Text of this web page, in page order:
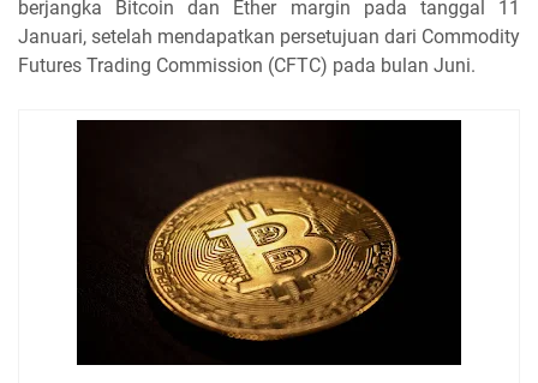
berjangka Bitcoin dan Ether margin pada tanggal 11
Januari, setelah mendapatkan persetujuan dari Commodity
Futures Trading Commission (CFTC) pada bulan Juni.